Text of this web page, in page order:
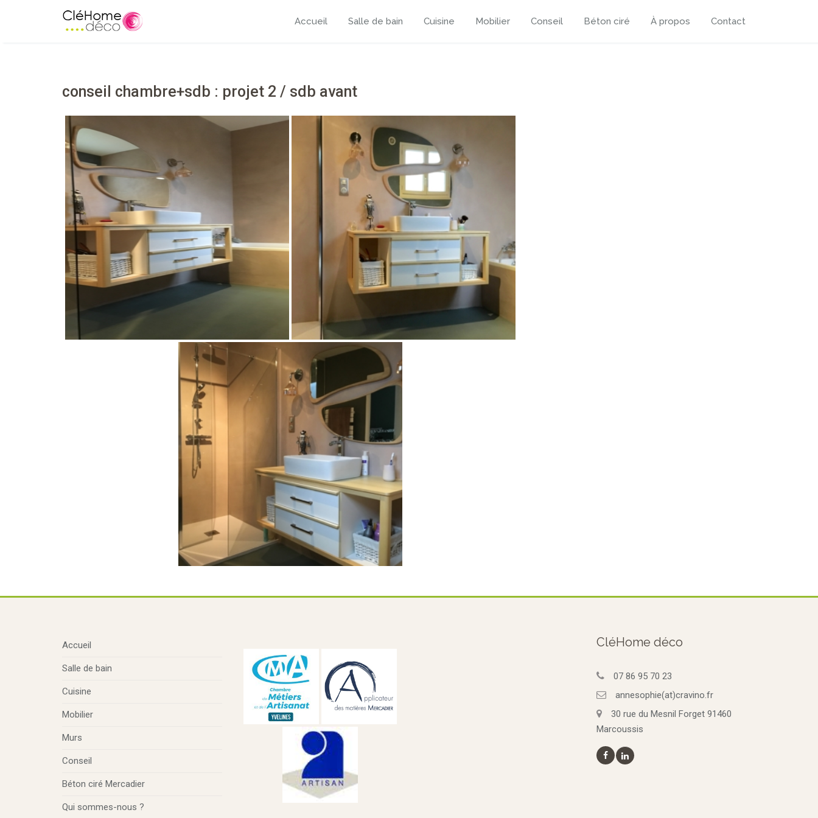
Accueil Salle de bain Cuisine Mobilier Conseil Béton ciré À propos Contact
conseil chambre+sdb : projet 2 / sdb avant
Accueil
Salle de bain
Cuisine
Mobilier
Murs
Conseil
Béton ciré Mercadier
Qui sommes-nous ?
CléHome déco
07 86 95 70 23
annesophie(at)cravino.fr
30 rue du Mesnil Forget 91460
Marcoussis